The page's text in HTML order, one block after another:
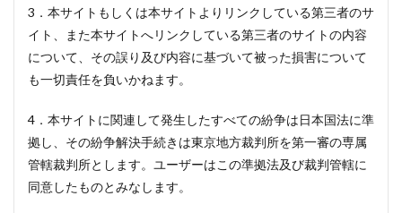
3．本サイトもしくは本サイトよりリンクしている第三者のサ
イト、また本サイトへリンクしている第三者のサイトの内容
について、その誤り及び内容に基づいて被った損害について
も一切責任を負いかねます。
4．本サイトに関連して発生したすべての紛争は日本国法に準
拠し、その紛争解決手続きは東京地方裁判所を第一審の専属
管轄裁判所とします。ユーザーはこの準拠法及び裁判管轄に
同意したものとみなします。